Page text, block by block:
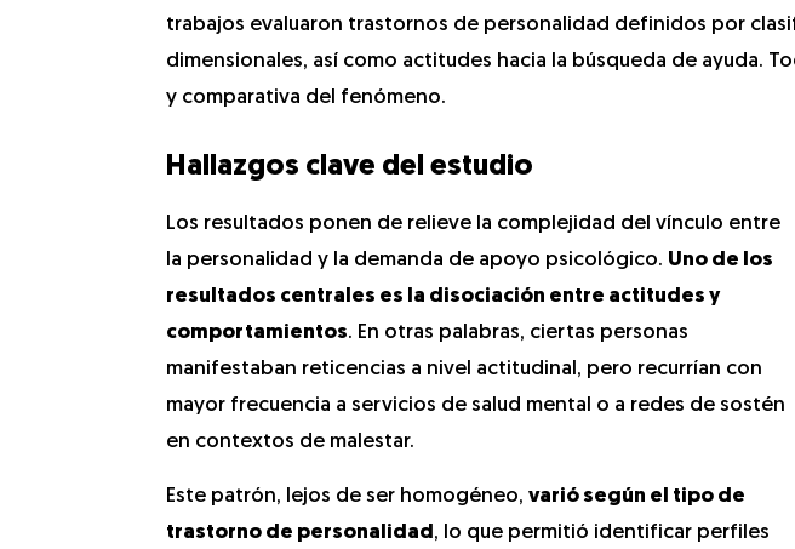
trabajos evaluaron trastornos de personalidad definidos por
dimensionales, así como actitudes hacia la búsqueda de ayuda.
y comparativa del fenómeno.
Hallazgos clave del estudio
Los resultados ponen de relieve la complejidad del vínculo entre
la personalidad y la demanda de apoyo psicológico. Uno de los
resultados centrales es la disociación entre actitudes y
comportamientos. En otras palabras, ciertas personas
manifestaban reticencias a nivel actitudinal, pero recurrían con
mayor frecuencia a servicios de salud mental o a redes de sostén
en contextos de malestar.
Este patrón, lejos de ser homogéneo, varió según el tipo de
trastorno de personalidad , lo que permitió identificar perfiles